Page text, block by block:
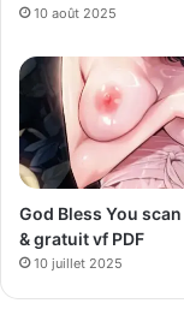
10 août 2025
God Bless You
& gratuit vf PDF
10 juillet 2025